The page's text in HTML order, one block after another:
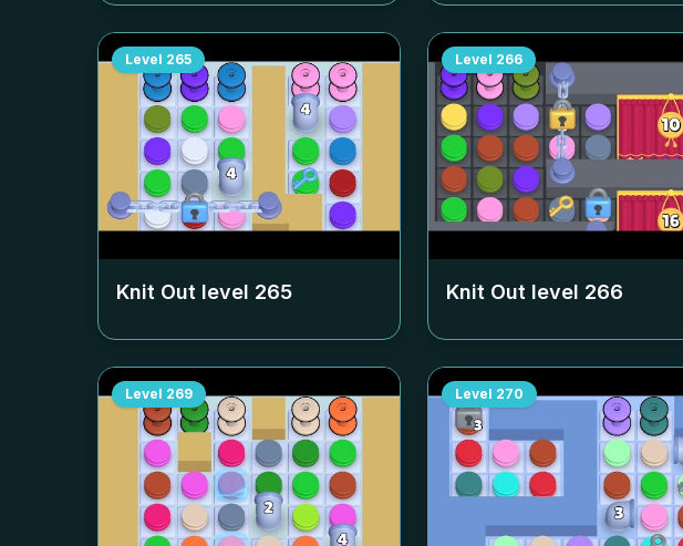
Level 265
Knit Out level 265
Level 266
Knit Out level 266
Level 269 Level 270